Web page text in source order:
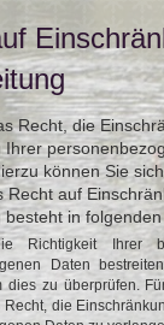
Recht, die
Ihrer
können Sie
Recht auf
besteht in
Richtigkeit Ihrer
Daten
dies zu überprüfen.
die